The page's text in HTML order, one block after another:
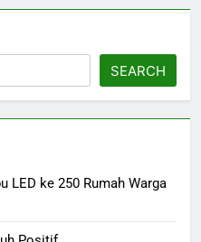
SEARCH
LED ke 250 Rumah Warga